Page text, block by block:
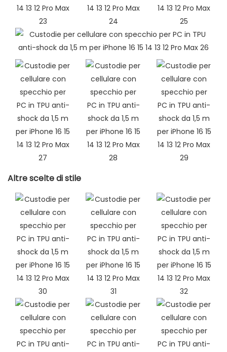
Altre scelte di stile